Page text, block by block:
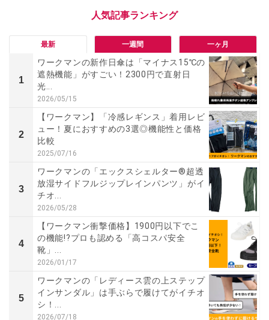
最新 一週間 一ヶ月
1
ワークマンの新作日傘は「マイナス15℃の
遮熱機能」がすごい！2300円で直射日
光...
2026/05/15
2
【ワークマン】「冷感レギンス」着用レビ
ュー！夏におすすめの3選◎機能性と価格
比較
2025/07/16
3
ワークマンの「エックスシェルター®超透
放湿サイドフルジップレインパンツ」がイ
チオ...
2026/05/28
4
【ワークマン衝撃価格】1900円以下でこ
の機能!?プロも認める「高コスパ安全
靴」...
2026/01/17
5
ワークマンの「レディース雲の上ステップ
インサンダル」は手ぶらで履けてがイチオ
シ！...
2026/07/18